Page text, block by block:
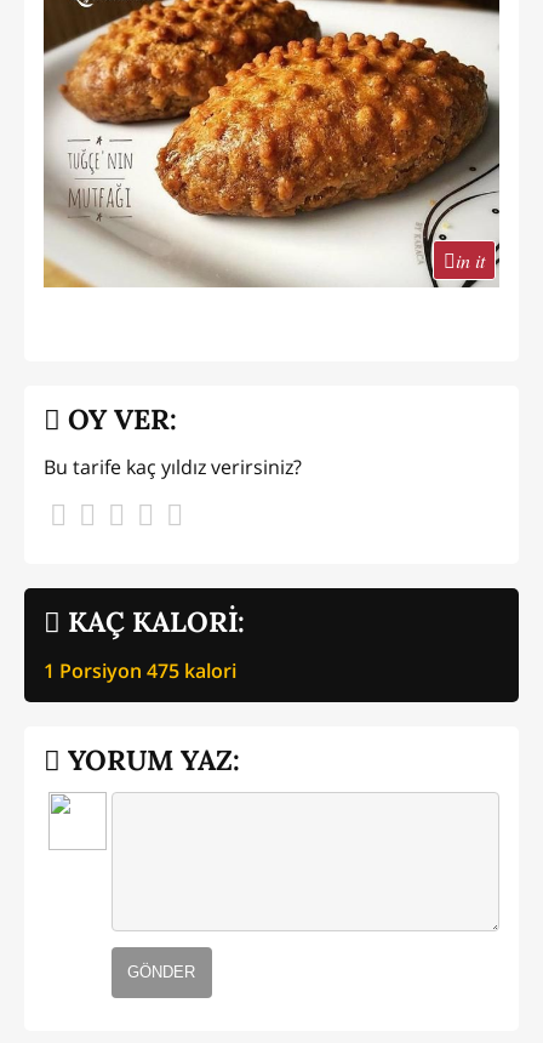
in it
KAÇ KALORİ:
1 Porsiyon 475 kalori
OY VER:
Bu tarife kaç yıldız verirsiniz?
YORUM YAZ:
GÖNDER